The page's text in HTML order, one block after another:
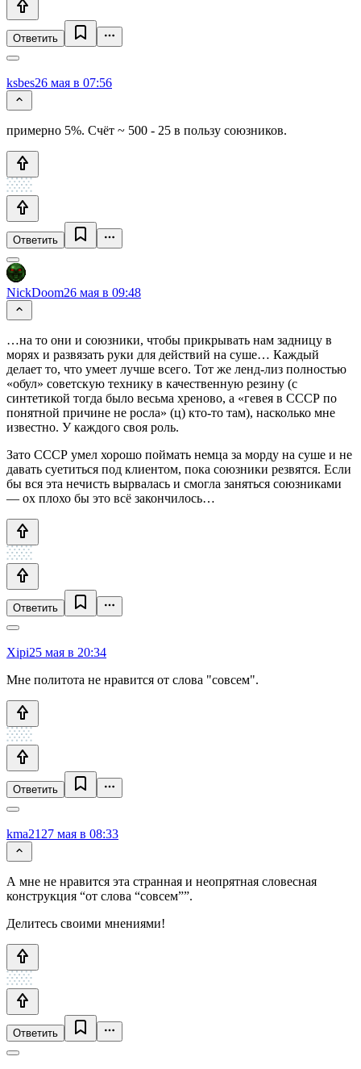
Ответить
ksbes26 мая в 07:56
примерно 5%. Счёт ~ 500 - 25 в пользу союзников.
Ответить
NickDoom26 мая в 09:48
…на то они и союзники, чтобы прикрывать нам задницу в
морях и развязать руки для действий на суше… Каждый
делает то, что умеет лучше всего. Тот же ленд-лиз полностью
«обул» советскую технику в качественную резину (с
синтетикой тогда было весьма хреново, а «гевея в СССР по
понятной причине не росла» (ц) кто-то там), насколько мне
известно. У каждого своя роль.
Зато СССР умел хорошо поймать немца за морду на суше и не
давать суетиться под клиентом, пока союзники резвятся. Если
бы вся эта нечисть вырвалась и смогла заняться союзниками
— ох плохо бы это всё закончилось…
Ответить
Xipi25 мая в 20:34
Мне политота не нравится от слова "совсем".
Ответить
kma21 27 мая в 08:33
А мне не нравится эта странная и неопрятная словесная
конструкция “от слова “совсем””.
Делитесь своими мнениями!
Ответить